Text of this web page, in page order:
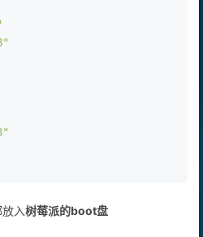
入树莓派的boot盘